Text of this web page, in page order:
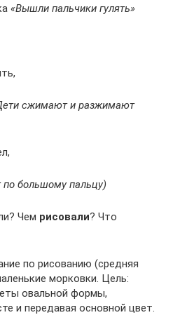
«Вышли пальчики гулять»
сжимают и разжимают
по большому пальцу)
Чем рисовали? Что
по рисованию (средняя
морковки. Цель:
овальной формы,
и передавая основной цвет.